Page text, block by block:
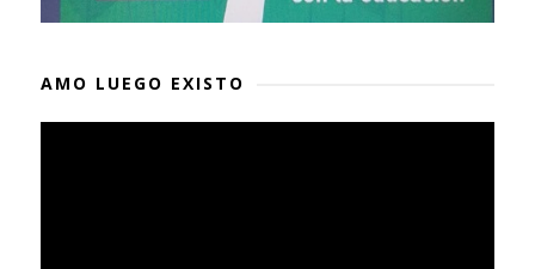
AMO LUEGO EXISTO